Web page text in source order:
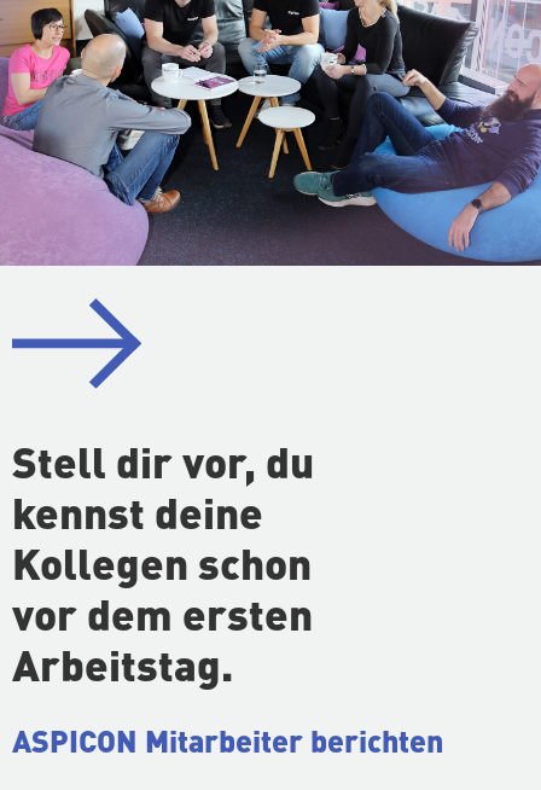
Stell dir vor, du
kennst deine
Kollegen schon
vor dem ersten
Arbeitstag.
ASPICON Mit­ar­bei­ter berichten